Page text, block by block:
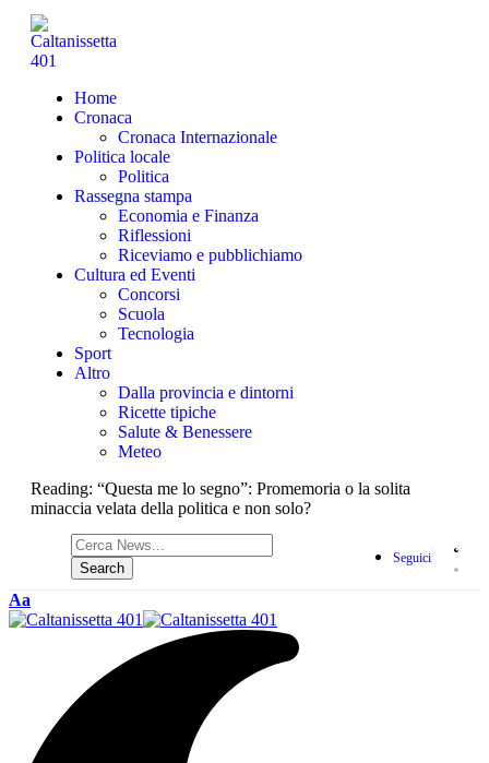
Home
Cronaca
Cronaca Internazionale
Politica locale
Politica
Rassegna stampa
Economia e Finanza
Riflessioni
Riceviamo e pubblichiamo
Cultura ed Eventi
Concorsi
Scuola
Tecnologia
Sport
Altro
Dalla provincia e dintorni
Ricette tipiche
Salute & Benessere
Meteo
Reading: “Questa me lo segno”: Promemoria o la solita
minaccia velata della politica e non solo?
Seguici
Aa